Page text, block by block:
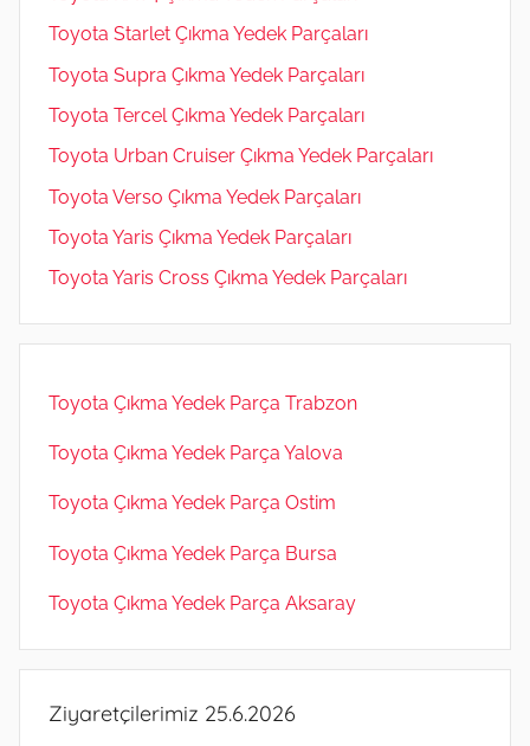
Toyota Starlet Çıkma Yedek Parçaları
Toyota Supra Çıkma Yedek Parçaları
Toyota Tercel Çıkma Yedek Parçaları
Toyota Urban Cruiser Çıkma Yedek Parçaları
Toyota Verso Çıkma Yedek Parçaları
Toyota Yaris Çıkma Yedek Parçaları
Toyota Yaris Cross Çıkma Yedek Parçaları
Toyota Çıkma Yedek Parça Trabzon
Toyota Çıkma Yedek Parça Yalova
Toyota Çıkma Yedek Parça Ostim
Toyota Çıkma Yedek Parça Bursa
Toyota Çıkma Yedek Parça Aksaray
Ziyaretçilerimiz 25.6.2026